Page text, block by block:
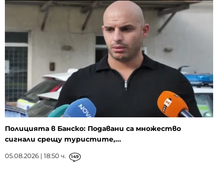
Полицията в Банско: Подавани са множество
сигнали срещу туристите,...
05.08.2026 | 18:50 ч. 149